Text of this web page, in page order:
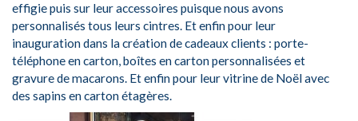
effigie puis sur leur accessoires puisque nous avons
personnalisés tous leurs cintres. Et enfin pour leur
inauguration dans la création de cadeaux clients : porte-
téléphone en carton, boîtes en carton personnalisées et
gravure de macarons. Et enfin pour leur vitrine de Noël avec
des sapins en carton étagères.